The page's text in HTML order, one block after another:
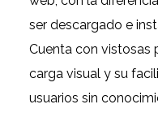
ser descargado e
Cuenta con vistosas
carga visual y su
usuarios sin